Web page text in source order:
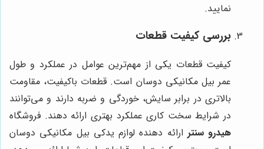
نمایید.
بررسی کیفیت قطعات
کیفیت قطعات یکی از مهم‌ترین عوامل در عملکرد و طول
عمر بیل مکانیکی دوسان است. قطعات باکیفیت، مقاومت
بالاتری در برابر سایش، خوردگی و ضربه دارند و می‌توانند
در شرایط سخت کاری عملکرد بهتری ارائه دهند. فروشگاه
هیدرو سنتر ارائه دهنده لوازم یدکی بیل مکانیکی دوسان